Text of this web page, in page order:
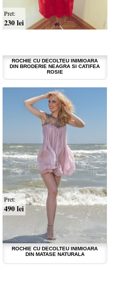
ROCHIE CU DECOLTEU INIMIOARA
DIN BRODERIE NEAGRA SI CATIFEA
ROSIE
Pret:
230 lei
ROCHIE CU DECOLTEU INIMIOARA
DIN MATASE NATURALA
Pret:
490 lei